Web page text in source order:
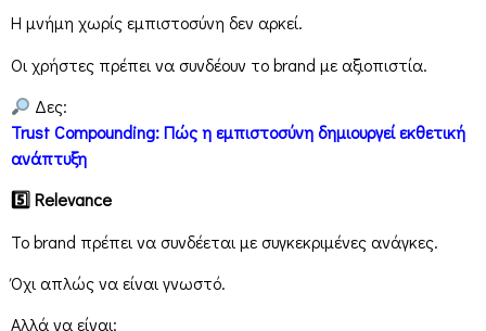
Η μνήμη χωρίς εμπιστοσύνη δεν αρκεί.
Οι χρήστες πρέπει να συνδέουν το brand με αξιοπιστία.
Δες:
TrustCompounding: Πώς η εμπιστοσύνη δημιουργεί εκθετική
ανάπτυξη
5Relevance
Το brand πρέπει να συνδέεται με συγκεκριμένες ανάγκες.
Όχι απλώς να είναι γνωστό.
Αλλά να είναι: